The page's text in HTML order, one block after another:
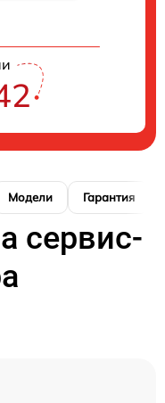
Модели Гарантия
сервис-